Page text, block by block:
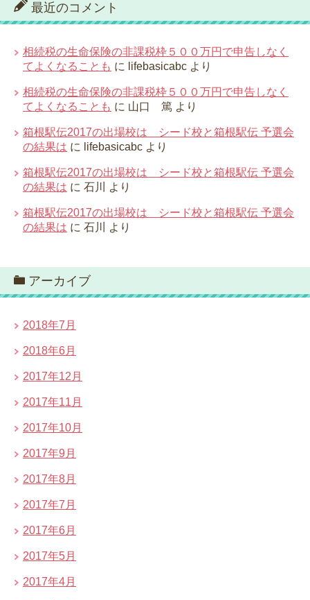
最近のコメント
相続税の生命保険の非課税枠５００万円で申告しなく
てよくなることも に lifebasicabc より
相続税の生命保険の非課税枠５００万円で申告しなく
てよくなることも に 山口 篤 より
箱根駅伝2017の出場校は シード校と箱根駅伝 予選会
の結果は に lifebasicabc より
箱根駅伝2017の出場校は シード校と箱根駅伝 予選会
の結果は に 石川 より
箱根駅伝2017の出場校は シード校と箱根駅伝 予選会
の結果は に 石川 より
アーカイブ
2018年7月
2018年6月
2017年12月
2017年11月
2017年10月
2017年9月
2017年8月
2017年7月
2017年6月
2017年5月
2017年4月